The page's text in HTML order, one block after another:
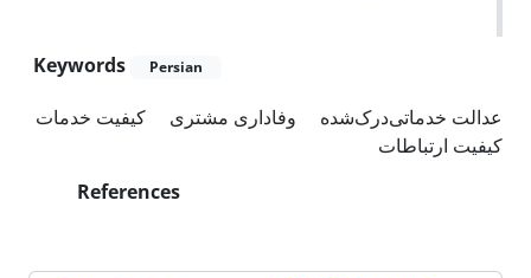
Keywords Persian
عدالت خدماتی‌درک‌شده وفاداری مشتری
کیفیت خدمات
کیفیت ارتباطات
References